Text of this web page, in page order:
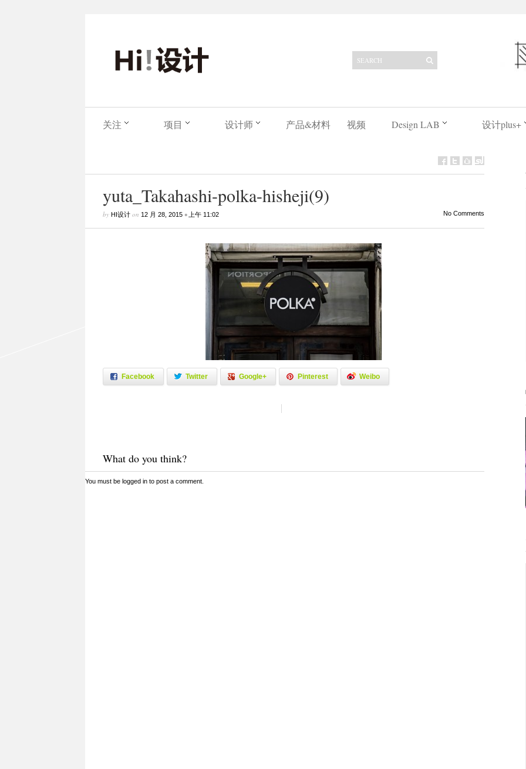
关注 项目 设计师 产品&材料 视频 Design LAB 设计plus+
yuta_Takahashi-polka-hisheji(9)
by HI设计on 12 月 28, 2015• 上午 11:02 No Comments
Facebook Twitter Google+ Pinterest Weibo
What do you think?
You must be logged into post a comment.